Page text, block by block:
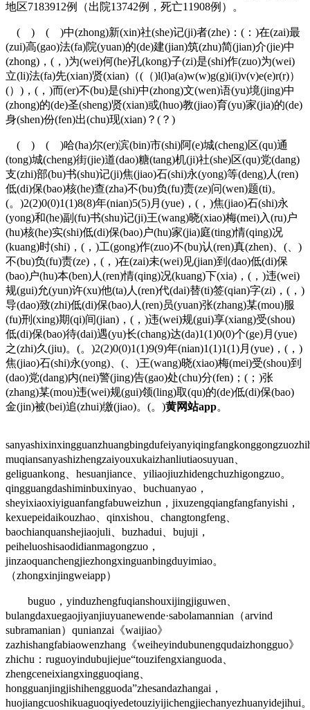
地区7183912例（出院13742例，死亡11908例）。
( ) ( )中(zhong)新(xin)社(she)记(ji)者(zhe)：(：)在(zai)最
(zui)高(gao)法(fa)院(yuan)的(de)建(jian)筑(zhu)简(jian)介(jie)中
(zhong)，(，)为(wei)何(he)孔(kong)子(zi)是(shi)作(zuo)为(wei)
立(li)法(fa)先(xian)贤(xian)（(（)l(l)a(a)w(w)g(g)i(i)v(v)e(e)r(r)）
(）)，(，)而(er)不(bu)是(shi)中(zhong)文(wen)语(yu)境(jing)中
(zhong)的(de)圣(sheng)贤(xian)或(huo)教(jiao)育(yu)家(jia)的(de)
身(shen)份(fen)出(chu)现(xian)？(？)
( ) ( )哈(ha)尔(er)滨(bin)市(shi)阿(e)城(cheng)区(qu)通
(tong)城(cheng)街(jie)道(dao)糖(tang)机(ji)社(she)区(qu)党(dang)
支(zhi)部(bu)书(shu)记(ji)焦(jiao)石(shi)永(yong)等(deng)人(ren)
低(di)保(bao)核(he)查(zha)不(bu)负(fu)责(ze)问(wen)题(ti)。
(。)2(2)0(0)1(1)8(8)年(nian)5(5)月(yue)，(，)焦(jiao)石(shi)永
(yong)和(he)副(fu)书(shu)记(ji)王(wang)晓(xiao)梅(mei)入(ru)户
(hu)核(he)实(shi)低(di)保(bao)户(hu)家(jia)庭(ting)情(qing)况
(kuang)时(shi)，(，)工(gong)作(zuo)不(bu)认(ren)真(zhen)、(、)
不(bu)负(fu)责(ze)，(，)在(zai)未(wei)见(jian)到(dao)低(di)保
(bao)户(hu)本(ben)人(ren)情(qing)况(kuang)下(xia)，(，)违(wei)
规(gui)允(yun)许(xu)他(ta)人(ren)代(dai)替(ti)签(qian)字(zi)，(，)
导(dao)致(zhi)低(di)保(bao)人(ren)员(yuan)张(zhang)某(mou)服
(fu)刑(xing)期(qi)间(jian)，(，)违(wei)规(gui)享(xiang)受(shou)
低(di)保(bao)待(dai)遇(yu)长(chang)达(da)1(1)0(0)个(ge)月(yue)
之(zhi)久(jiu)。(。)2(2)0(0)1(1)9(9)年(nian)1(1)1(1)月(yue)，(，)
焦(jiao)石(shi)永(yong)、(、)王(wang)晓(xiao)梅(mei)受(shou)到
(dao)党(dang)内(nei)警(jing)告(gao)处(chu)分(fen)；(；)张
(zhang)某(mou)违(wei)规(gui)领(ling)取(qu)的(de)低(di)保(bao)
金(jin)被(bei)追(zhui)缴(jiao)。(。)黄网站app。
muqiansanyashizhengzaiyouxukaizhanliutiaosuyuan、
geliguankong、hesuanjiance、yiliaojiuzhidengchuzhigongzuo。
qingguangdashiminbuxinyao、buchuanyao，
sheyixiaoxiyiguanfangfabuweizhun，jixuzengqiangfangfanyishi，
kexuepeidaikouzhao、qinxishou、changtongfeng、
baochianquanshejiaojuli、buzhadui、bujuji，
peiheluoshisaodidianmagongzuo，
jinzaoquanchengjiezhongxinguanbingduyimiao。
（zhongxinjingweiapp）
buguo，yinduzhengfuqianshouxijingjiguwen、
bulangdaxuegaojiyanjiuyuanewende·sabolamannian（arvind
subramanian）qunianzai《waijiao》
zazhishangfabiaowenzhang《weiheyindubunengqudaizhongguo》
zhichu：ruguoyindubujiejue“touzifengxianguoda、
zhengceneixiangxingguoqiang、
hongguanjingjishihengguoda”zhesandazhangai，
huojiangcuoshikuaguoqiyedetouziyijichengjiechanyezhuanyidejihui